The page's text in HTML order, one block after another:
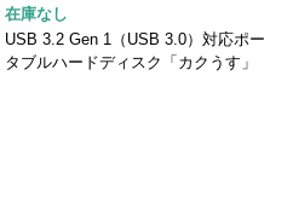
在庫なし
USB 3.2 Gen 1（USB 3.0）対応ポー
タブルハードディスク「カクうす」